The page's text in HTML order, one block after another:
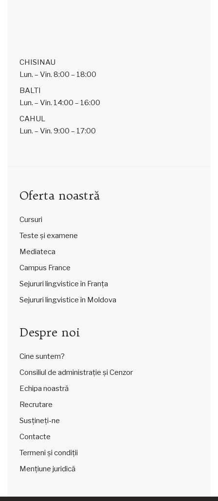
CHISINAU
Lun. – Vin. 8:00 – 18:00
BALTI
Lun. – Vin. 14:00 – 16:00
CAHUL
Lun. – Vin. 9:00 – 17:00
Oferta noastră
Cursuri
Teste și examene
Mediateca
Campus France
Sejururi lingvistice în Franța
Sejururi lingvistice în Moldova
Despre noi
Cine suntem?
Consiliul de administrație și Cenzor
Echipa noastră
Recrutare
Susțineți-ne
Contacte
Termeni și condiții
Mențiune juridică